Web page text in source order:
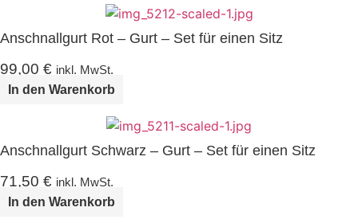
Anschnallgurt Rot – Gurt – Set für einen Sitz
99,00 € inkl. MwSt.
In den Warenkorb
Anschnallgurt Schwarz – Gurt – Set für einen Sitz
71,50 € inkl. MwSt.
In den Warenkorb